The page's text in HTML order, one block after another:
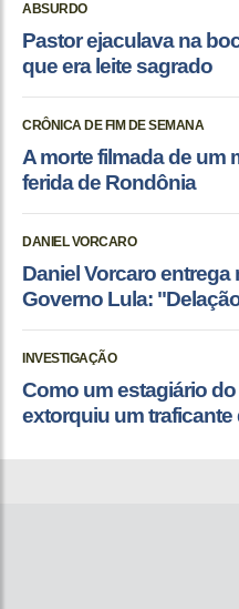
ABSURDO
Pastor ejaculava na
que era leite sagrado
CRÔNICA DE FIM DE SEMANA
A morte filmada de um
ferida de Rondônia
DANIEL VORCARO
Daniel Vorcaro
Governo Lula:
INVESTIGAÇÃO
Como um estagiário
extorquiu um traficante